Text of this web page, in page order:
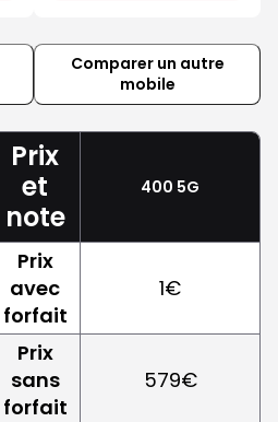
Comparer un autre
mobile
Prix
et
note
400 5G
Prix
avec
forfait
1€
Prix
sans
forfait
579€